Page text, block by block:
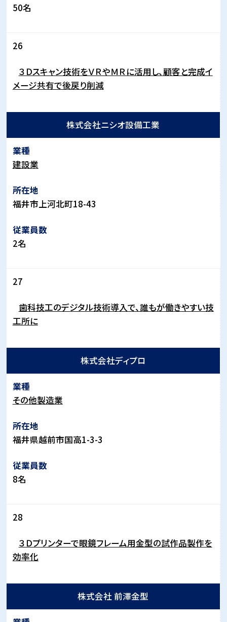
50名
26
３Ｄスキャン技術をＶＲやＭＲに活用し、顧客と完成イ
メージ共有で後戻り削減
株式会社ニシオ設備工業
建設業
福井市上河北町18-43
2名
27
歯科技工のデジタル技術導入で、誰もが働きやすい技
工所に
株式会社ディプロ
その他製造業
福井県越前市国高1-3-3
8名
28
３Ｄプリンターで眼鏡フレーム用金型の試作品製作を
効率化
株式会社 前澤金型